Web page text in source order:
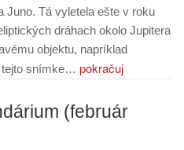
Juno. Tá vyletela ešte v roku
dráhach okolo Jupitera
objektu, napríklad
tejto snímke… pokračuj
(február